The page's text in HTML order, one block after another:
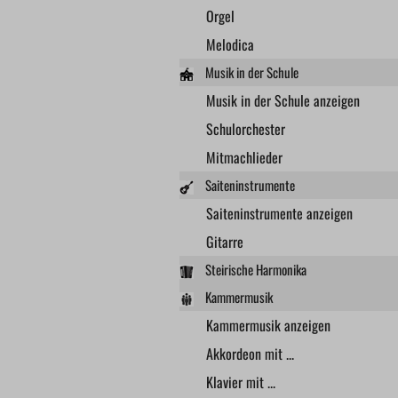
Orgel
Melodica
Musik in der Schule
Musik in der Schule anzeigen
Schulorchester
Mitmachlieder
Saiteninstrumente
Saiteninstrumente anzeigen
Gitarre
Steirische Harmonika
Kammermusik
Kammermusik anzeigen
Akkordeon mit ...
Klavier mit ...